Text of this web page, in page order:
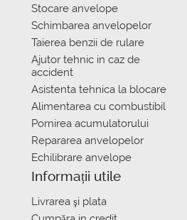
Stocare anvelope
Schimbarea anvelopelor
Taierea benzii de rulare
Ajutor tehnic in caz de
accident
Asistenta tehnica la blocare
Alimentarea cu combustibil
Pornirea acumulatorului
Repararea anvelopelor
Echilibrare anvelope
Informații utile
Livrarea şi plata